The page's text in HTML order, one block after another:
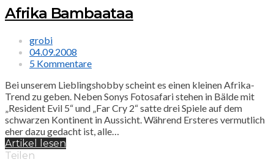
Afrika Bambaataa
grobi
04.09.2008
5 Kommentare
Bei unserem Lieblingshobby scheint es einen kleinen Afrika-
Trend zu geben. Neben Sonys Fotosafari stehen in Bälde mit
„Resident Evil 5“ und „Far Cry 2“ satte drei Spiele auf dem
schwarzen Kontinent in Aussicht. Während Ersteres vermutlich
eher dazu gedacht ist, alle…
Artikel lesen
Teilen